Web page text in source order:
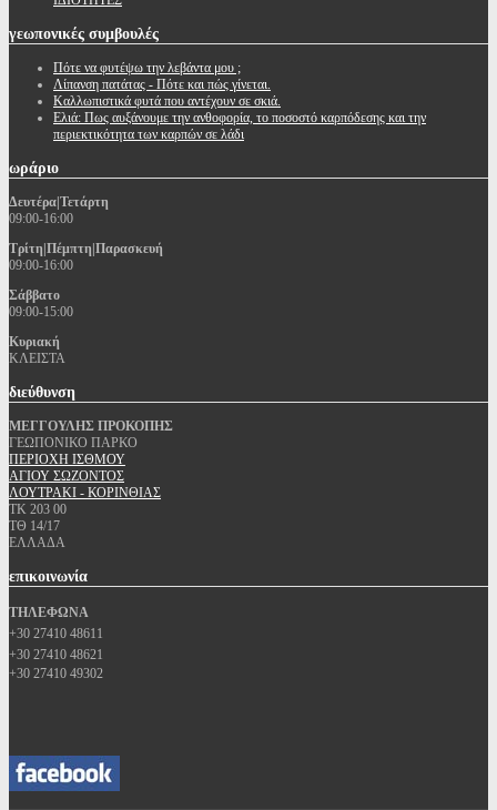
γεωπονικές συμβουλές
Πότε να φυτέψω την λεβάντα μου ;
Λίπανση πατάτας - Πότε και πώς γίνεται.
Καλλωπιστικά φυτά που αντέχουν σε σκιά.
Ελιά: Πως αυξάνουμε την ανθοφορία, το ποσοστό καρπόδεσης και την
περιεκτικότητα των καρπών σε λάδι
ωράριο
Δευτέρα|Τετάρτη
09:00-16:00
Τρίτη|Πέμπτη|Παρασκευή
09:00-16:00
Σάββατο
09:00-15:00
Κυριακή
ΚΛΕΙΣΤΑ
διεύθυνση
ΜΕΓΓΟΥΛΗΣ ΠΡΟΚΟΠΗΣ
ΓΕΩΠΟΝΙΚΟ ΠΑΡΚΟ
ΠΕΡΙΟΧΗ ΙΣΘΜΟΥ
ΑΓΙΟΥ ΣΩΖΟΝΤΟΣ
ΛΟΥΤΡΑΚΙ - ΚΟΡΙΝΘΙΑΣ
ΤΚ 203 00
ΤΘ 14/17
ΕΛΛΑΔΑ
επικοινωνία
ΤΗΛΕΦΩΝΑ
+30 27410 48611
+30 27410 48621
+30 27410 49302